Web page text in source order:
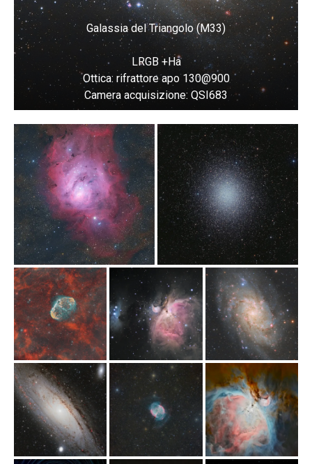
Galassia del Triangolo (M33)
LRGB +Ha
Ottica: rifrattore apo 130@900
Camera acquisizione: QSI683